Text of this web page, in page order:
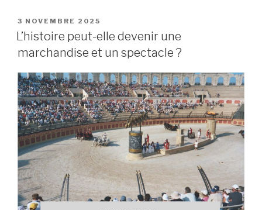
PUBLIÉ
LE
3 NOVEMBRE 2025
L’histoire peut-elle devenir une
marchandise et un spectacle ?